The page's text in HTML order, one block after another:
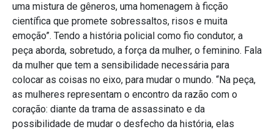
uma mistura de gêneros, uma homenagem à ficção
científica que promete sobressaltos, risos e muita
emoção”. Tendo a história policial como fio condutor, a
peça aborda, sobretudo, a força da mulher, o feminino. Fala
da mulher que tem a sensibilidade necessária para
colocar as coisas no eixo, para mudar o mundo. “Na peça,
as mulheres representam o encontro da razão com o
coração: diante da trama de assassinato e da
possibilidade de mudar o desfecho da história, elas